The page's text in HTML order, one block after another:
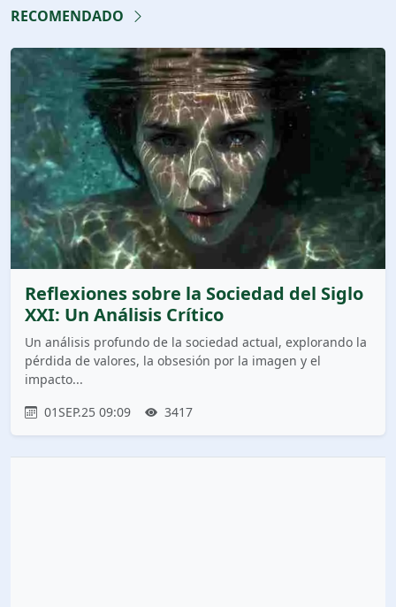
RECOMENDADO
Reflexiones sobre la Sociedad del Siglo
XXI: Un Análisis Crítico
Un análisis profundo de la sociedad actual, explorando la
pérdida de valores, la obsesión por la imagen y el
impacto...
01SEP.25 09:09
3417